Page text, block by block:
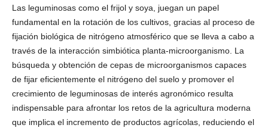
Las leguminosas como el frijol y soya, juegan un papel
fundamental en la rotación de los cultivos, gracias al proceso de
fijación biológica de nitrógeno atmosférico que se lleva a cabo a
través de la interacción simbiótica planta-microorganismo. La
búsqueda y obtención de cepas de microorganismos capaces
de fijar eficientemente el nitrógeno del suelo y promover el
crecimiento de leguminosas de interés agronómico resulta
indispensable para afrontar los retos de la agricultura moderna
que implica el incremento de productos agrícolas, reduciendo el